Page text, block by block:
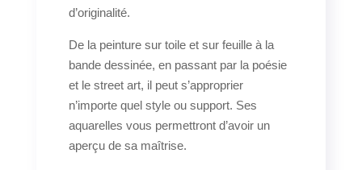
d’originalité.
De la peinture sur toile et sur feuille à la
bande dessinée, en passant par la poésie
et le street art, il peut s’approprier
n’importe quel style ou support. Ses
aquarelles vous permettront d’avoir un
aperçu de sa maîtrise.